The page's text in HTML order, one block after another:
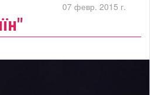
07 февр. 2015 г.